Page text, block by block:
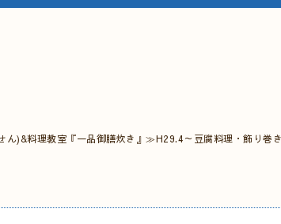
ん)&料理教室『一品御膳炊き』≫H29.4～豆腐料理・飾り巻